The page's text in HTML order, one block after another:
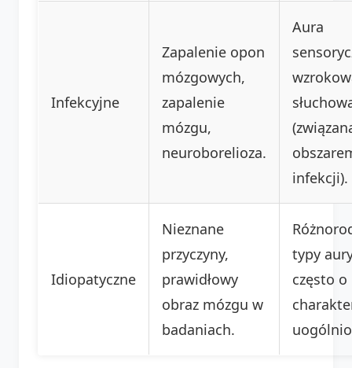
Infekcyjne
Zapalenie opon
mózgowych,
zapalenie
mózgu,
neuroborelioza.
Aura
infekcji).
Idiopatyczne
Nieznane
przyczyny,
prawidłowy
obraz mózgu w
badaniach.
typy
często o